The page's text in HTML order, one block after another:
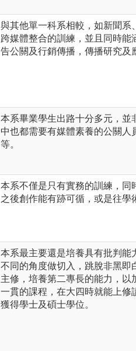
與其他單一科系相較，如新聞
跨媒體整合的訓練，並且同時
告公關及行銷傳播，傳播研究及
本系畢業學生出路十分多元，並
中也都需要有媒體素養的公關
等。
本系不僅是只有實務的訓練，同
之後創作能有跡可循，或是往學
本系最主要還是培養具有批判能
不同的角度做切入，跳脫非黑即
主修，培養第二專長的能力，
一貫的課程，在大四時就能上修
獲得學士及碩士學位。